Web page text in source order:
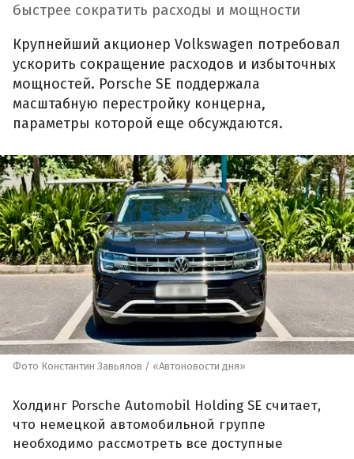
быстрее сократить расходы и мощности
Крупнейший акционер Volkswagen потребовал
ускорить сокращение расходов и избыточных
мощностей. Porsche SE поддержала
масштабную перестройку концерна,
параметры которой еще обсуждаются.
Фото Константин Завьялов / «Автоновости дня»
Холдинг Porsche Automobil Holding SE считает,
что немецкой автомобильной группе
необходимо рассмотреть все доступные